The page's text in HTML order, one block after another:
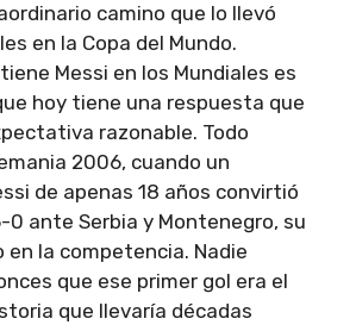
camino que lo llevó
en la Copa del Mundo.
Messi en los Mundiales es
hoy tiene una respuesta que
razonable. Todo
2006, cuando un
de apenas 18 años convirtió
0 ante Serbia y Montenegro, su
la competencia. Nadie
que ese primer gol era el
que llevaría décadas